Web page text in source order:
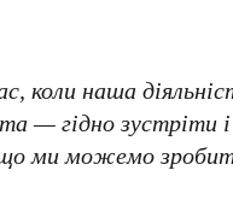
коли наша
— гідно зустріти
ми можемо